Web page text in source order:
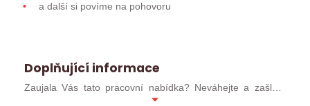
a další si povíme na pohovoru
Doplňující informace
Zaujala Vás tato pracovní nabídka? Neváhejte a zašlete
svůj profesní životopis ve formátu MS WORD (ideálně